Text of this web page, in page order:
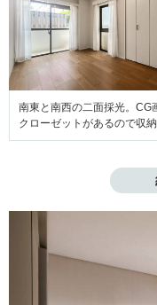
南東と南西の二面採光。CG
クローゼットがあるので収納